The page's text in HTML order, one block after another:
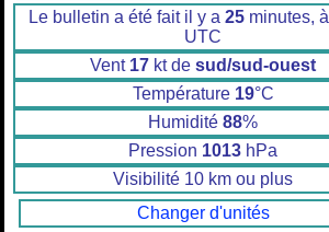
Le bulletin a été fait il y a 25minutes, à
UTC
Vent 17 kt de sud/sud-ouest
Température 19°C
Humidité 88%
Pression 1013 hPa
Visibilité 10 km ou plus
Changer d'unités